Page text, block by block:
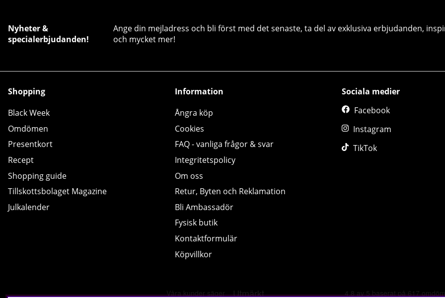
Nyheter &
specialerbjudanden!
Ange din mejladress och bli först med det senaste, ta del av exklusiva erbjudanden,
och mycket mer!
Shopping
Black Week
Omdömen
Presentkort
Recept
Shopping guide
Tillskottsbolaget Magazine
Julkalender
Information
Ångra köp
Cookies
FAQ - vanliga frågor & svar
Integritetspolicy
Om oss
Retur, Byten och Reklamation
Bli Ambassadör
Fysisk butik
Kontaktformulär
Köpvillkor
Sociala medier
Facebook
Instagram
TikTok